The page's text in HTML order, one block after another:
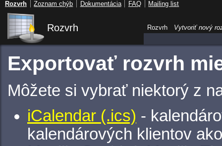
Rozvrh
Exportovať rozvrh
Môžete si vybrať niektorý z
iCalendar (.ics) -
kalendárových klientov
Rozvrh Vytvoriť nový
Rozvrh Zoznam chýb Dokumentácia FAQ Mailing list